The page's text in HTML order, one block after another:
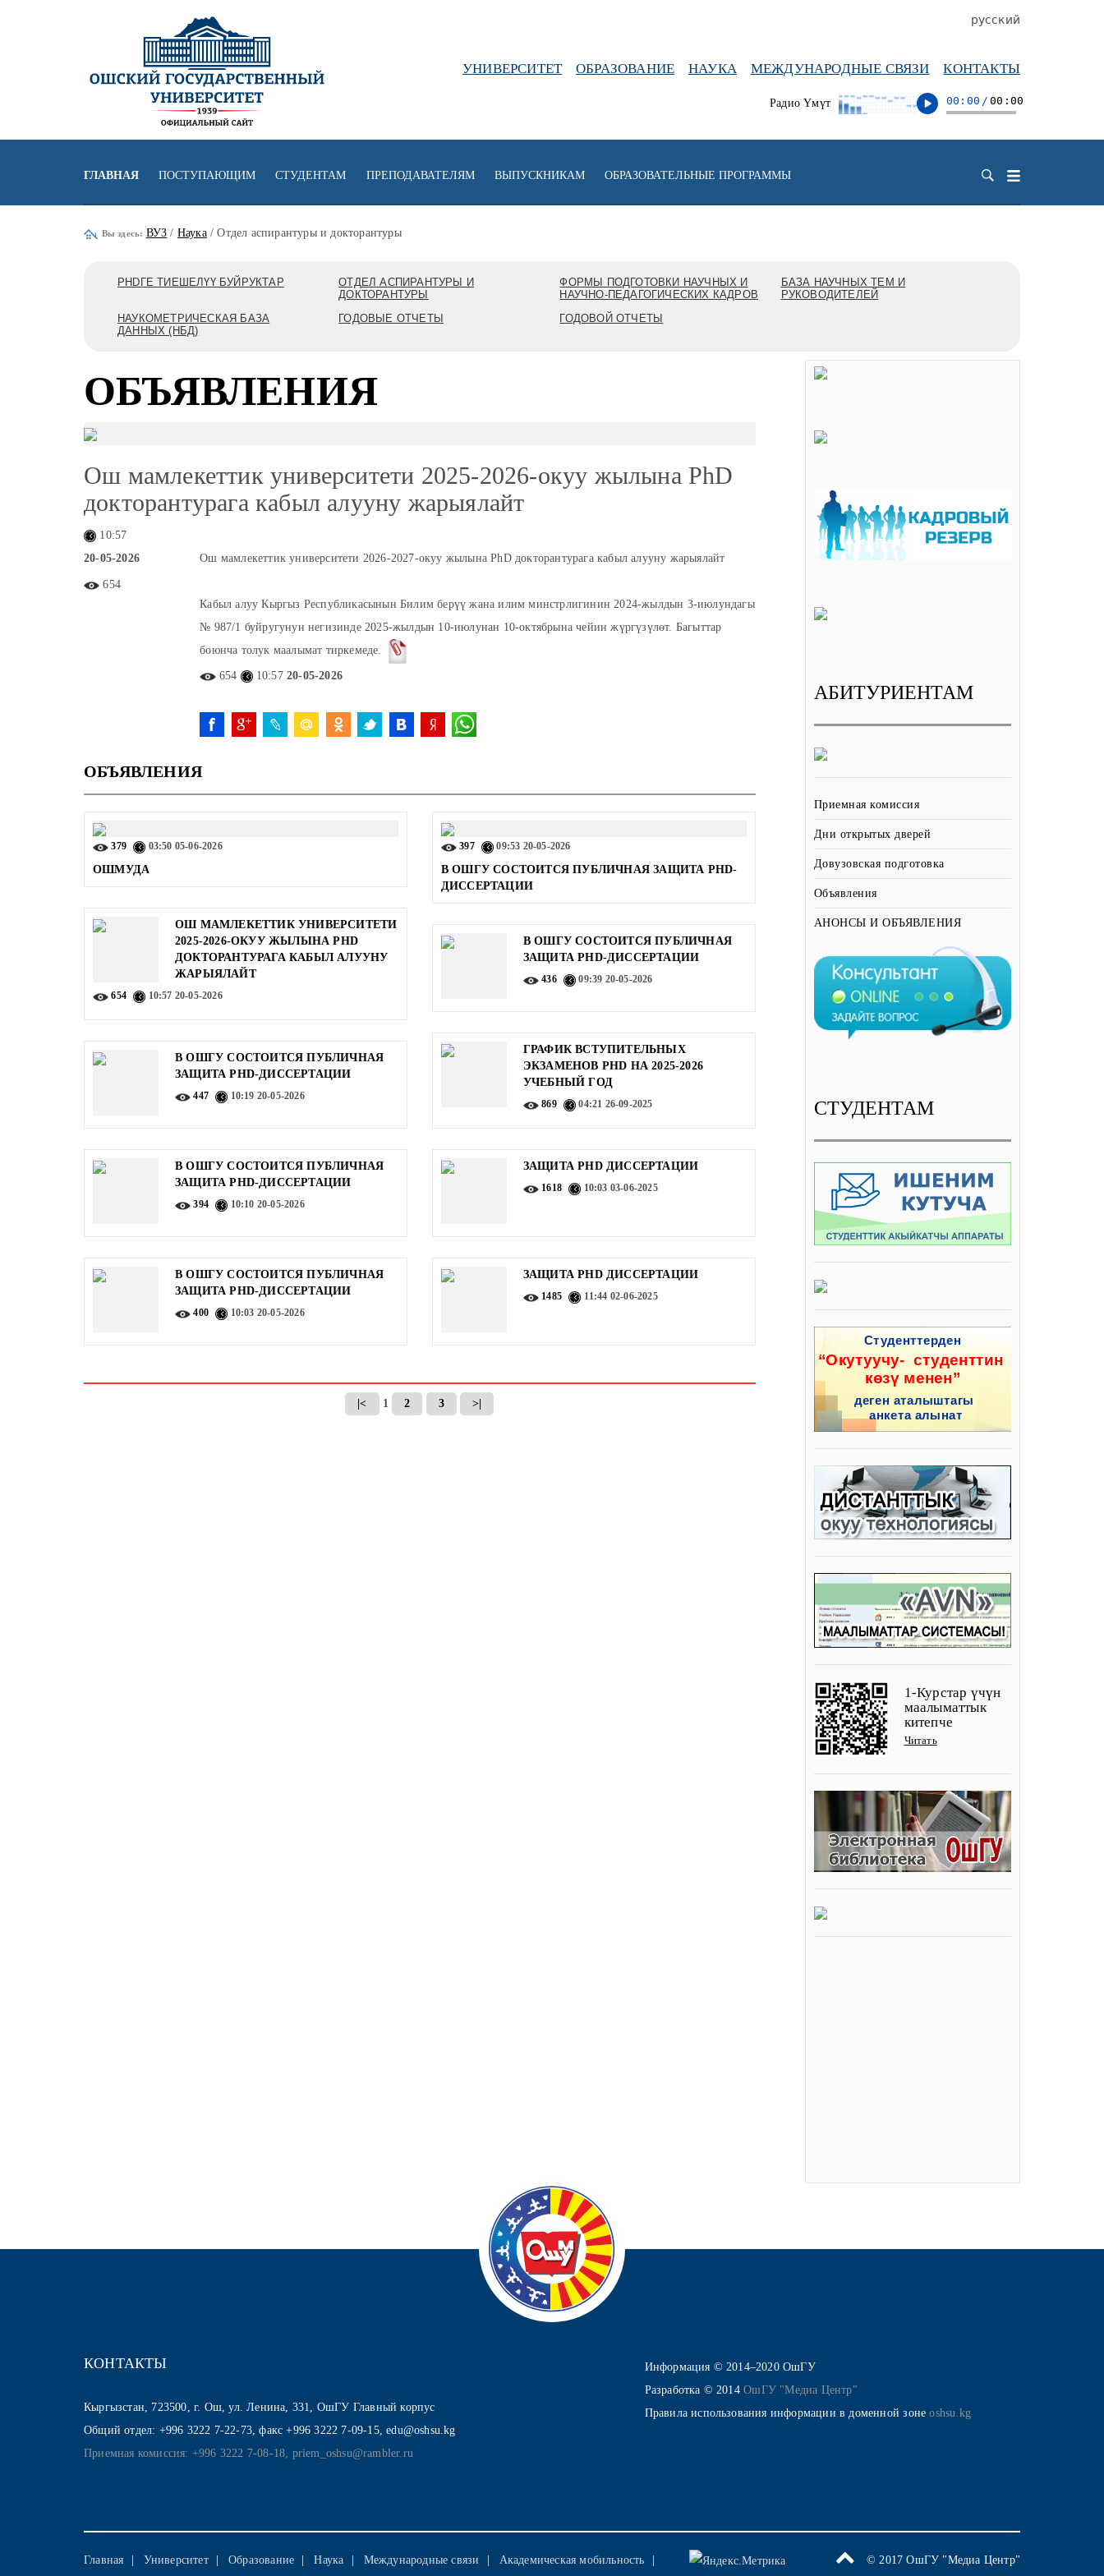
УНИВЕРСИТЕТ ОБРАЗОВАНИЕ НАУКА МЕЖДУНАРОДНЫЕ СВЯЗИ КОНТАКТЫ
Радио Үмүт 00:00 / 00:00
русский
ГЛАВНАЯ ПОСТУПАЮЩИМ СТУДЕНТАМ ПРЕПОДАВАТЕЛЯМ ВЫПУСКНИКАМ ОБРАЗОВАТЕЛЬНЫЕ ПРОГРАММЫ
Вы здесь: ВУЗ / Наука/ Отдел аспирантуры и докторантуры
PHDГЕ ТИЕШЕЛҮҮ БУЙРУКТАР
ОТДЕЛ АСПИРАНТУРЫ И
ДОКТОРАНТУРЫ
ФОРМЫ ПОДГОТОВКИ НАУЧНЫХ И
НАУЧНО-ПЕДАГОГИЧЕСКИХ КАДРОВ
БАЗА НАУЧНЫХ ТЕМ И
РУКОВОДИТЕЛЕЙ
НАУКОМЕТРИЧЕСКАЯ БАЗА
ДАННЫХ (НБД)
ГОДОВЫЕ ОТЧЕТЫ ГОДОВОЙ ОТЧЕТЫ
ОБЪЯВЛЕНИЯ
Ош мамлекеттик университети 2025-2026-окуу жылына PhD
докторантурага кабыл алууну жарыялайт
10:57
20-05-2026
654
Ош мамлекеттик университети 2026-2027-окуу жылына PhD докторантурага кабыл алууну жарыялайт
Кабыл алуу Кыргыз Республикасынын Билим берүү жана илим минстрлигинин 2024-жылдын 3-июлундагы
№ 987/1 буйругунун негизинде 2025-жылдын 10-июлунан 10-октябрына чейин жүргүзүлөт. Багыттар
боюнча толук маалымат тиркемеде.
654 10:5720-05-2026
ОБЪЯВЛЕНИЯ
379 03:50 05-06-2026
ОШМУДА
ОШ МАМЛЕКЕТТИК УНИВЕРСИТЕТИ
2025-2026-ОКУУ ЖЫЛЫНА PHD
ДОКТОРАНТУРАГА КАБЫЛ АЛУУНУ
ЖАРЫЯЛАЙТ
654 10:57 20-05-2026
В ОШГУ СОСТОИТСЯ ПУБЛИЧНАЯ
ЗАЩИТА PHD-ДИССЕРТАЦИИ
447 10:19 20-05-2026
В ОШГУ СОСТОИТСЯ ПУБЛИЧНАЯ
ЗАЩИТА PHD-ДИССЕРТАЦИИ
394 10:10 20-05-2026
В ОШГУ СОСТОИТСЯ ПУБЛИЧНАЯ
ЗАЩИТА PHD-ДИССЕРТАЦИИ
400 10:03 20-05-2026
397 09:53 20-05-2026
В ОШГУ СОСТОИТСЯ ПУБЛИЧНАЯ ЗАЩИТА PHD-
ДИССЕРТАЦИИ
В ОШГУ СОСТОИТСЯ ПУБЛИЧНАЯ
ЗАЩИТА PHD-ДИССЕРТАЦИИ
436 09:39 20-05-2026
ГРАФИК ВСТУПИТЕЛЬНЫХ
ЭКЗАМЕНОВ PHD НА 2025-2026
УЧЕБНЫЙ ГОД
869 04:21 26-09-2025
ЗАЩИТА PHD ДИССЕРТАЦИИ
1618 10:03 03-06-2025
ЗАЩИТА PHD ДИССЕРТАЦИИ
1485 11:44 02-06-2025
|< 1 2 3 >|
АБИТУРИЕНТАМ
Приемная комиссия
Дни открытых дверей
Довузовская подготовка
Объявления
АНОНСЫ И ОБЪЯВЛЕНИЯ
СТУДЕНТАМ
1-Курстар үчүн
маалыматтык
китепче
Читать
КОНТАКТЫ
Кыргызстан, 723500, г. Ош, ул. Ленина, 331, ОшГУ Главный корпус
Общий отдел: +996 3222 7-22-73, факс +996 3222 7-09-15, edu@oshsu.kg
Приемная комиссия: +996 3222 7-08-18, priem_oshsu@rambler.ru
Информация © 2014–2020 ОшГУ
Разработка © 2014ОшГУ "Медиа Центр"
Правила использования информации в доменной зонеoshsu.kg
Главная Университет Образование Наука Международные связи Академическая мобильность © 2017 ОшГУ "Медиа Центр"